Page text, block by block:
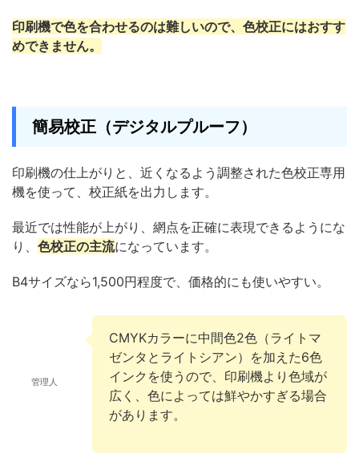
印刷機で色を合わせるのは難しいので、色校正にはおすす
めできません。
簡易校正（デジタルプルーフ）
印刷機の仕上がりと、近くなるよう調整された色校正専用
機を使って、校正紙を出力します。
最近では性能が上がり、網点を正確に表現できるようにな
り、 色校正の主流になっています。
B4サイズなら1,500円程度で、価格的にも使いやすい。
管理人
CMYKカラーに中間色2色（ライトマ
ゼンタとライトシアン）を加えた6色
インクを使うので、印刷機より色域が
広く、色によっては鮮やかすぎる場合
があります。